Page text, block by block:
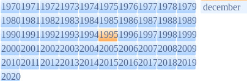
1970197119721973197419751976197719781979
1980198119821983198419851986198719881989
1990199119921993199419951996199719981999
2000200120022003200420052006200720082009
2010201120122013201420152016201720182019
2020
december